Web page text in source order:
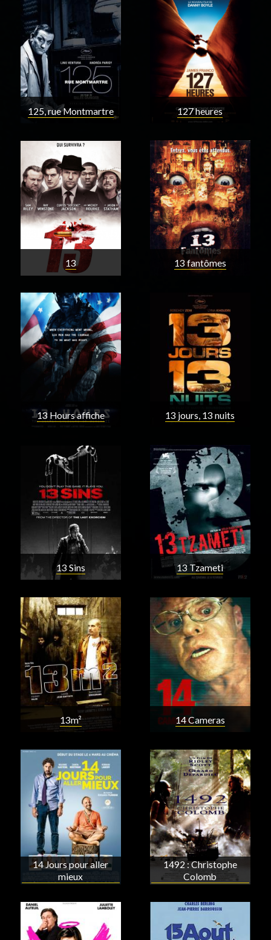
125, rue Montmartre 127 heures
13 13 fantômes
13 Hours affiche 13 jours, 13 nuits
13 Sins 13 Tzameti
13m² 14 Cameras
14 Jours pour aller
mieux
1492 : Christophe
Colomb